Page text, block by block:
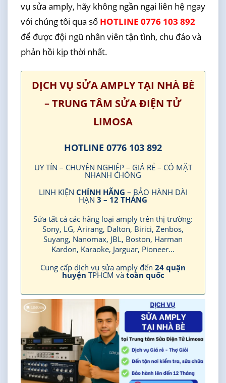
vụ sửa amply, hãy không ngần ngại liên hệ ngay
với chúng tôi qua số HOTLINE 0776 103 892
để được đội ngũ nhân viên tận tình, chu đáo và
phản hồi kịp thời nhất.
DỊCH VỤ SỬA AMPLY TẠI NHÀ BÈ
– TRUNG TÂM SỬA ĐIỆN TỬ
LIMOSA
HOTLINE 0776 103 892
UY TÍN – CHUYÊN NGHIỆP – GIÁ RẺ – CÓ MẶT
NHANH CHÓNG
LINH KIỆN CHÍNH HÃNG – BẢO HÀNH DÀI
HẠN 3 – 12 THÁNG
Sửa tất cả các hãng loại amply trên thị trường:
Sony, LG, Arirang, Dalton, Birici, Zenbos,
Suyang, Nanomax, JBL, Boston, Harman
Kardon, Karaoke, Jarguar, Pioneer…
Cung cấp dịch vụ sửa amply đến 24 quận
huyện TPHCM và toàn quốc